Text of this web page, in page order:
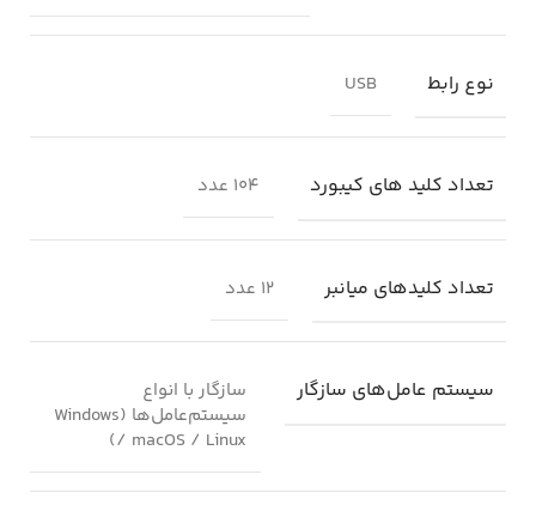
نوع رابط USB
تعداد کلید های کیبورد ۱۰۴ عدد
تعداد کلیدهای میانبر ۱۲ عدد
سیستم‌ عامل‌های سازگار
سازگار با انواع
سیستم‌عامل‌ها (Windows
/ macOS / Linux)